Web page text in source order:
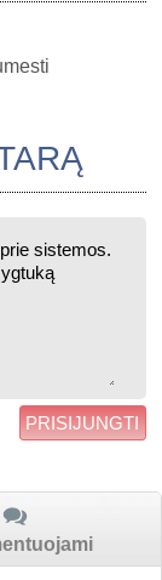
PRISIJUNGTI